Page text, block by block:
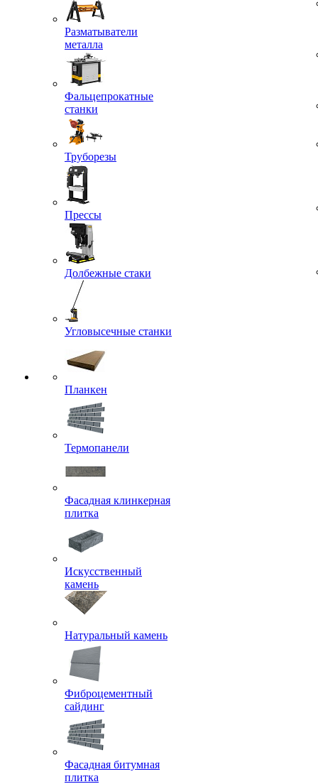
Разматыватели
металла
Фальцепрокатные
станки
Труборезы
Прессы
Долбежные стаки
Угловысечные станки
Планкен
Термопанели
Фасадная клинкерная
плитка
Искусственный
камень
Натуральный камень
Фиброцементный
сайдинг
Фасадная битумная
плитка